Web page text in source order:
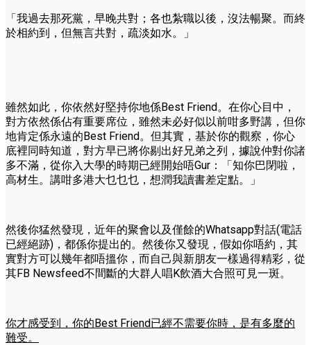
「我過去那死黨，早晚共對；各也紮職以後，沒法暢聚。而終
於相約到，但無言共對，疏淡如水。」
雖然如此，你依然好堅持你地係Best Friend。在你心目中，
對方依然係佔有重要席位，雖然未必好似以前咁多野講，但你
地肯定係永遠的Best Friend。但其實，基於你的觀察，你心
底裡同時知道，對方早已將你剔出好兄弟之列，據說仲對你諸
多不滿，從你入大學的時期已經開始唔Gur：「知你巴閉啦，
高材生。講咁多港大乜乜乜，想潤我讀書差定點。」
然後你猛然發現，近年的聚會以及僅餘的Whatsapp對話(電話
已經絕跡)，都係你提出的。然後你又發現，假如你唔約，其
實對方可以幾年都唔搵你，而自己與新朋友一樣過得精彩，從
其FB Newsfeed不間斷的大群人唱K飲酒大合照可見一斑。
你才感受到，你的Best Friend已經不需要你時，是有多麼的
難受。